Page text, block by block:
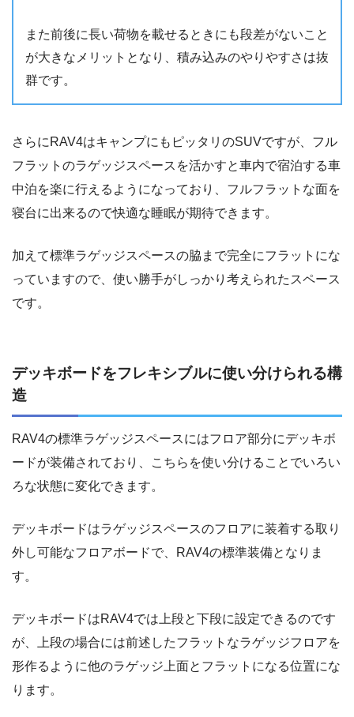
また前後に長い荷物を載せるときにも段差がないこと
が大きなメリットとなり、積み込みのやりやすさは抜
群です。
さらにRAV4はキャンプにもピッタリのSUVですが、フル
フラットのラゲッジスペースを活かすと車内で宿泊する車
中泊を楽に行えるようになっており、フルフラットな面を
寝台に出来るので快適な睡眠が期待できます。
加えて標準ラゲッジスペースの脇まで完全にフラットにな
っていますので、使い勝手がしっかり考えられたスペース
です。
デッキボードをフレキシブルに使い分けられる構
造
RAV4の標準ラゲッジスペースにはフロア部分にデッキボ
ードが装備されており、こちらを使い分けることでいろい
ろな状態に変化できます。
デッキボードはラゲッジスペースのフロアに装着する取り
外し可能なフロアボードで、RAV4の標準装備となりま
す。
デッキボードはRAV4では上段と下段に設定できるのです
が、上段の場合には前述したフラットなラゲッジフロアを
形作るように他のラゲッジ上面とフラットになる位置にな
ります。